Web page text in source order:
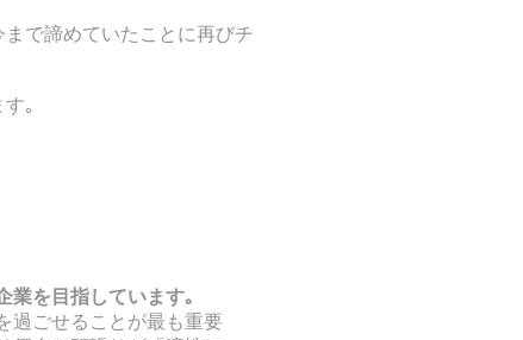
で諦めていたことに再びチ
｡
業を目指しています｡
過ごせることが最も重要